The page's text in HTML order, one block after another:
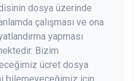
dosya üzerinde
çalışması ve ona
yapması
Bizim
ücret dosya